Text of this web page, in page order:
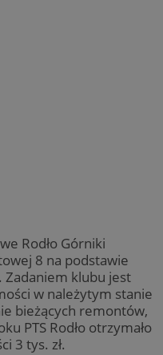
Rodło Górniki
8 na podstawie
Zadaniem klubu jest
w należytym stanie
bieżących remontów,
PTS Rodło otrzymało
3 tys. zł.